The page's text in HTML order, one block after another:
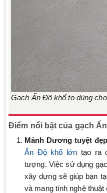
Gạch Ấn Độ khổ to dùng
Điểm nổi bật của gạch
Mảnh Dương tuyệt
Ấn Độ khổ lớn tạo ra
tượng. Việc sử dụng
xây dựng sẽ giúp bạn
và mang tính nghệ thuật